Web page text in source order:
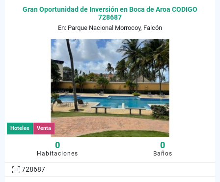
Gran Oportunidad de Inversión en Boca de Aroa CODIGO
728687
En: Parque Nacional Morrocoy, Falcón
Hoteles Venta
0
Habitaciones
0
Baños
728687